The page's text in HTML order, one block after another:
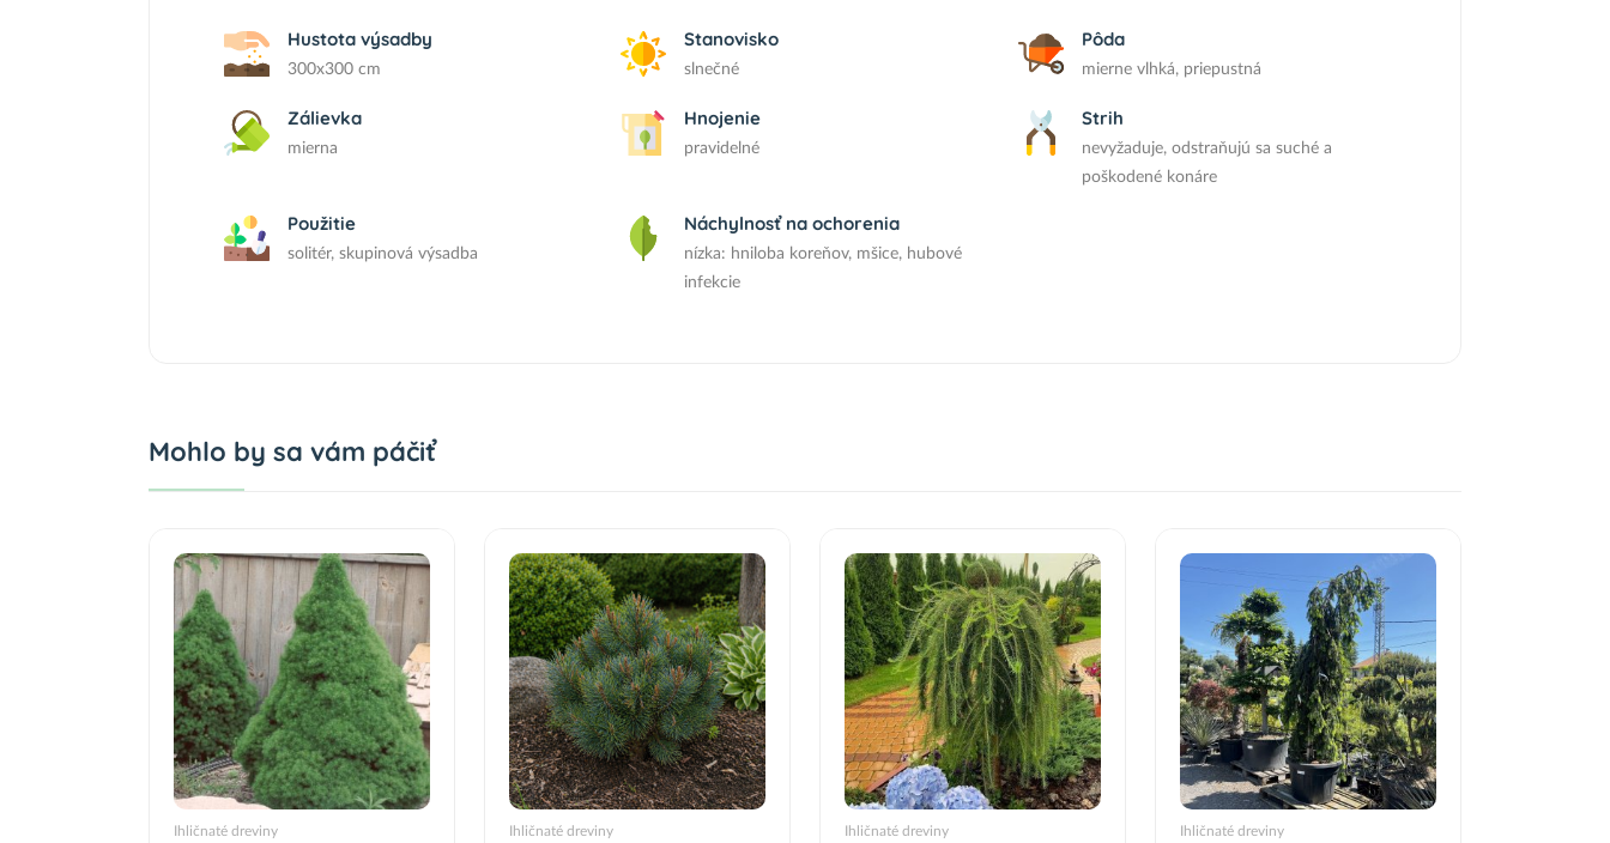
Hustota výsadby
300x300 cm
Stanovisko
slnečné
Pôda
mierne vlhká, priepustná
Zálievka
mierna
Hnojenie
pravidelné
Strih
nevyžaduje, odstraňujú sa suché a
poškodené konáre
Použitie
solitér, skupinová výsadba
Náchylnosť na ochorenia
nízka: hniloba koreňov, mšice, hubové
infekcie
Mohlo by sa vám páčiť
Ihličnaté dreviny Ihličnaté dreviny Ihličnaté dreviny Ihličnaté dreviny